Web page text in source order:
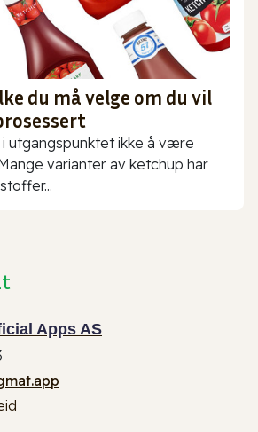
du må velge om du vil
utgangspunktet ikke å være
varianter av ketchup har
Apps AS